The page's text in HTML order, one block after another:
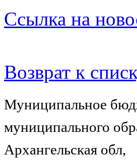
Ссылка на
Возврат к
Муниципальное
муниципального
Архангельская обл,